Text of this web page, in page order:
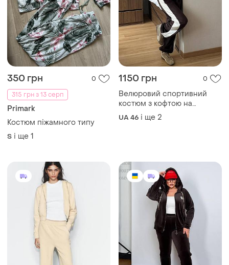
350 грн
0
315 грн з 13 серп
Primark
Костюм піжамного типу
S і ще 1
1150 грн
Велюровий спортивний
костюм з кофтою на
блискавці з штанами
джоггерами з кишенями
UA 46 і ще 2
2100 грн 1195 грн